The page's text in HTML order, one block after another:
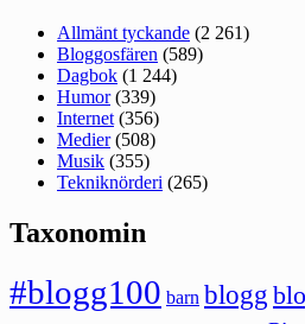
Allmänt tyckande (2 261)
Bloggosfären (589)
Dagbok (1 244)
Humor(339)
Internet (356)
Medier(508)
Musik (355)
Tekniknörderi (265)
Taxonomin
#blogg100 barn blogg